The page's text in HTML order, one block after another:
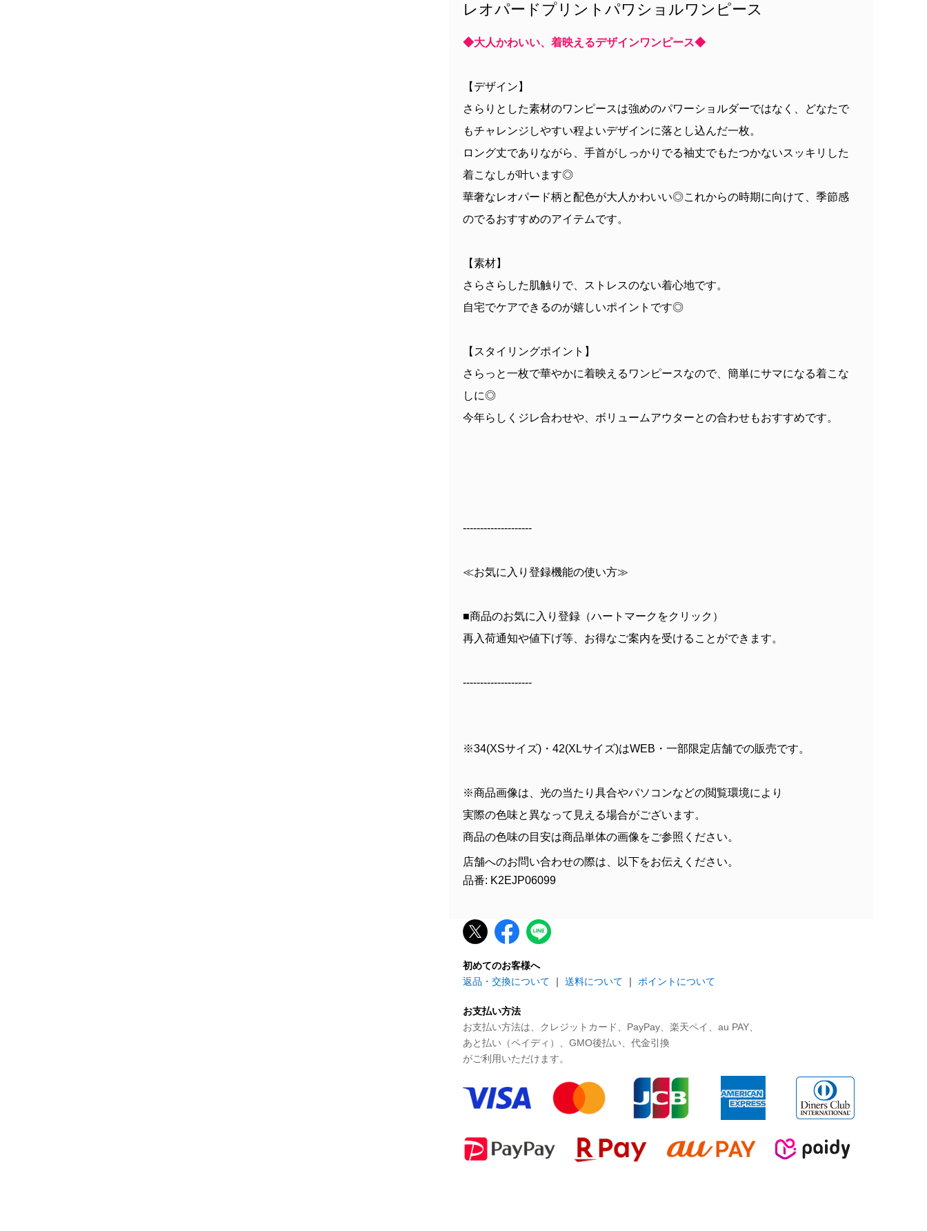
レオパードプリントパワショルワンピース
◆大人かわいい、着映えるデザインワンピース◆
【デザイン】
さらりとした素材のワンピースは強めのパワーショルダーではなく、どなたで
もチャレンジしやすい程よいデザインに落とし込んだ一枚。
ロング丈でありながら、手首がしっかりでる袖丈でもたつかないスッキリした
着こなしが叶います◎
華奢なレオパード柄と配色が大人かわいい◎これからの時期に向けて、季節感
のでるおすすめのアイテムです。
【素材】
さらさらした肌触りで、ストレスのない着心地です。
自宅でケアできるのが嬉しいポイントです◎
【スタイリングポイント】
さらっと一枚で華やかに着映えるワンピースなので、簡単にサマになる着こな
しに◎
今年らしくジレ合わせや、ボリュームアウターとの合わせもおすすめです。
--------------------
≪お気に入り登録機能の使い方≫
■商品のお気に入り登録（ハートマークをクリック）
再入荷通知や値下げ等、お得なご案内を受けることができます。
--------------------
※34(XSサイズ)・42(XLサイズ)はWEB・一部限定店舗での販売です。
※商品画像は、光の当たり具合やパソコンなどの閲覧環境により
実際の色味と異なって見える場合がございます。
商品の色味の目安は商品単体の画像をご参照ください。
店舗へのお問い合わせの際は、以下をお伝えください。
品番: K2EJP06099
初めてのお客様へ
返品・交換について ｜ 送料について ｜ ポイントについて
お支払い方法
お支払い方法は、クレジットカード、PayPay、楽天ペイ、au PAY、
あと払い（ペイディ）、GMO後払い、代金引換
がご利用いただけます。